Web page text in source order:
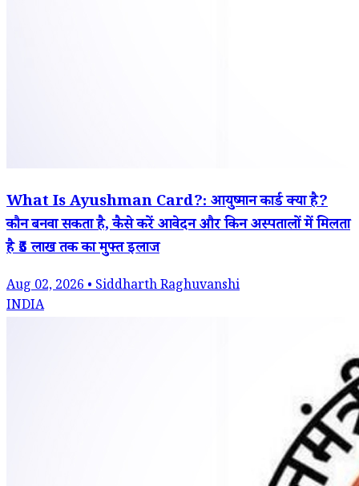
What Is Ayushman Card?: आयुष्मान कार्ड क्या है?
कौन बनवा सकता है, कैसे करें आवेदन और किन अस्पतालों में मिलता
है ₹5 लाख तक का मुफ्त इलाज
Aug 02, 2026 • Siddharth Raghuvanshi
INDIA